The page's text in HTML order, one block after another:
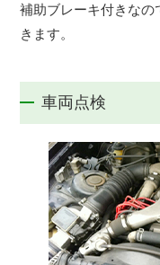
補助ブレーキ付きな
きます。
車両点検